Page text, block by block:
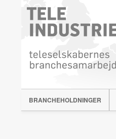
BRANCHEHOLDNINGER